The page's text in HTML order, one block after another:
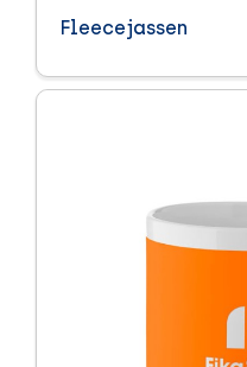
Fleecejassen